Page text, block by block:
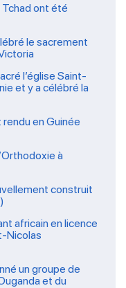
ont été
le sacrement
l’église Saint-
et y a célébré la
en Guinée
à
construit
africain en licence
Nicolas
un groupe de
et du